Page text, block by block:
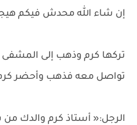
إن شاء الله محدش فيكم
تركها كرم وذهب إلى
تواصل معه فذهب وأحضر كرم
الرجل:« أستاذ كرم والدك